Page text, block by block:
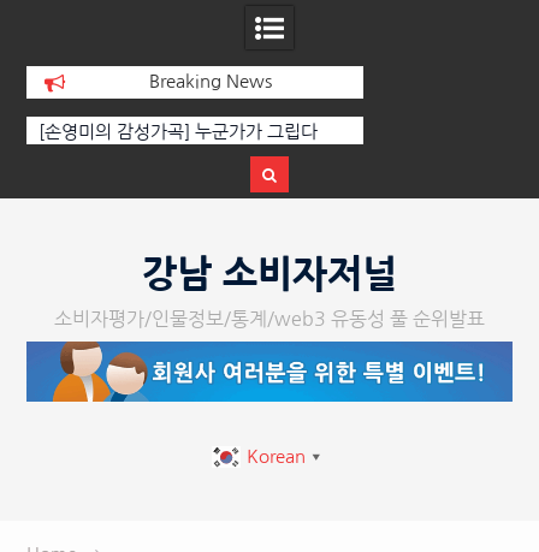
Breaking News
가가 그립다
[인인칼럼 유준형] AI와 청문회: 진실을 부
다.
강남 소비자저널
소비자평가/인물정보/통계/web3 유동성 풀 순위발표
Korean ▼